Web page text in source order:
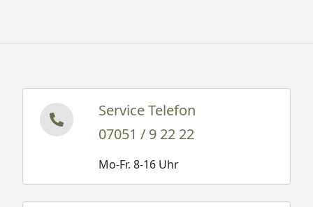
Service Telefon
07051 / 9 22 22
Mo-Fr. 8-16 Uhr